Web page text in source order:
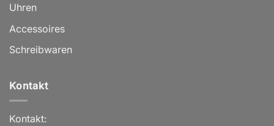
Uhren
Accessoires
Schreibwaren
Kontakt
Kontakt: